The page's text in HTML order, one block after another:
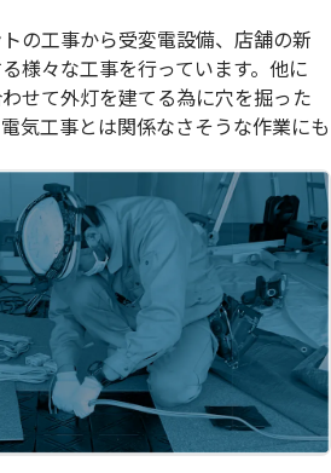
の工事から受変電設備、店舗の新
様々な工事を行っています。他に
せて外灯を建てる為に穴を掘った
気工事とは関係なさそうな作業にも